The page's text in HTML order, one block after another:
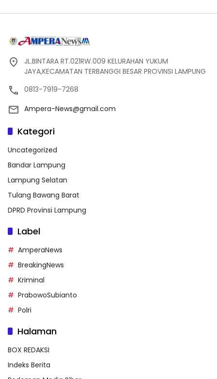
JL.BINTARA RT.021RW.009 KELURAHAN YUKUM
JAYA,KECAMATAN TERBANGGI BESAR PROVINSI LAMPUNG
0813-7919-7268
Ampera-News@gmail.com
Kategori
Uncategorized
Bandar Lampung
Lampung Selatan
Tulang Bawang Barat
DPRD Provinsi Lampung
Label
AmperaNews
BreakingNews
Kriminal
PrabowoSubianto
Polri
Halaman
BOX REDAKSI
Indeks Berita